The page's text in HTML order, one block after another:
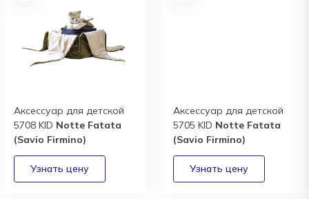
Аксессуар для детской
5708 KID Notte Fatata
(Savio Firmino)
Аксессуар для детской
5705 KID Notte Fatata
(Savio Firmino)